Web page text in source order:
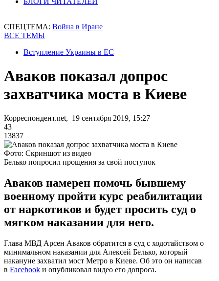
СПЕЦТЕМА: Война в Иране
ВСЕ ТЕМЫ
Вступление Украины в ЕС
Аваков показал допрос
захватчика моста в Киеве
Корреспондент.net, 19 сентября 2019, 15:27
43
13837
Фото: Скриншот из видео
Белько попросил прощения за свой поступок
Аваков намерен помочь бывшему
военному пройти курс реабилитации
от наркотиков и будет просить суд о
мягком наказании для него.
Глава МВД Арсен Аваков обратится в суд с ходотайством о
минимальном наказании для Алексей Белько, который
накануне захватил мост Метро в Киеве. Об это он написав
в Facebook и опубликовал видео его допроса.